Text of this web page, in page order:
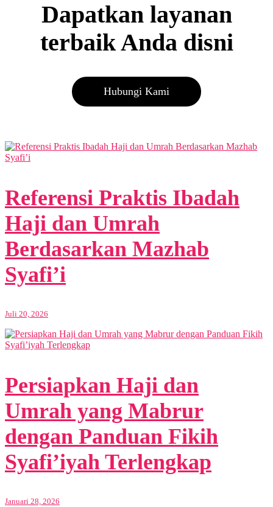
Dapatkan layanan
terbaik Anda disni
Hubungi Kami
Referensi Praktis Ibadah
Haji dan Umrah
Berdasarkan Mazhab
Syafi’i
Juli 20, 2026
Persiapkan Haji dan
Umrah yang Mabrur
dengan Panduan Fikih
Syafi’iyah Terlengkap
Januari 28, 2026